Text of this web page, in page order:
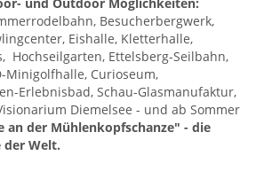
seines Gleichen sucht.
HIER
und Outdoor Möglichkeiten:
Besucherbergwerk,
Eishalle, Kletterhalle,
Hochseilgarten, Ettelsberg-Seilbahn,
Minigolfhalle, Curioseum,
Erlebnisbad, Schau-Glasmanufaktur,
Diemelsee - und ab Sommer
an der Mühlenkopfschanze" - die
der Welt.